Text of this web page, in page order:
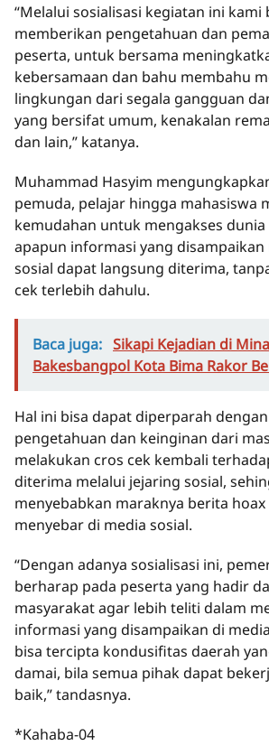
“Melalui sosialisasi kegiatan ini kami
memberikan pengetahuan dan
peserta, untuk bersama
kebersamaan dan bahu membahu
lingkungan dari segala gangguan
yang bersifat umum, kenakalan
dan lain,” katanya.
Muhammad Hasyim
pemuda, pelajar hingga mahasiswa
kemudahan untuk mengakses
apapun informasi yang
sosial dapat langsung diterima,
cek terlebih dahulu.
Baca juga: Sikapi Kejadian di
Bakesbangpol Kota Bima Rakor
Hal ini bisa dapat diperparah
pengetahuan dan keinginan dari
melakukan cros cek kembali
diterima melalui jejaring sosial,
menyebabkan maraknya berita
menyebar di media sosial.
“Dengan adanya sosialisasi ini,
berharap pada peserta yang hadir
masyarakat agar lebih teliti dalam
informasi yang disampaikan di
bisa tercipta kondusifitas daerah
damai, bila semua pihak dapat
baik,” tandasnya.
*Kahaba-04